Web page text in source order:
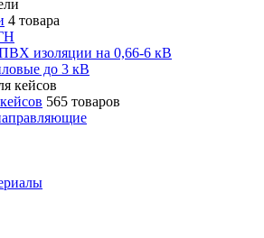
4 товара
изоляции на 0,66-6 кВ
до 3 кВ
565 товаров